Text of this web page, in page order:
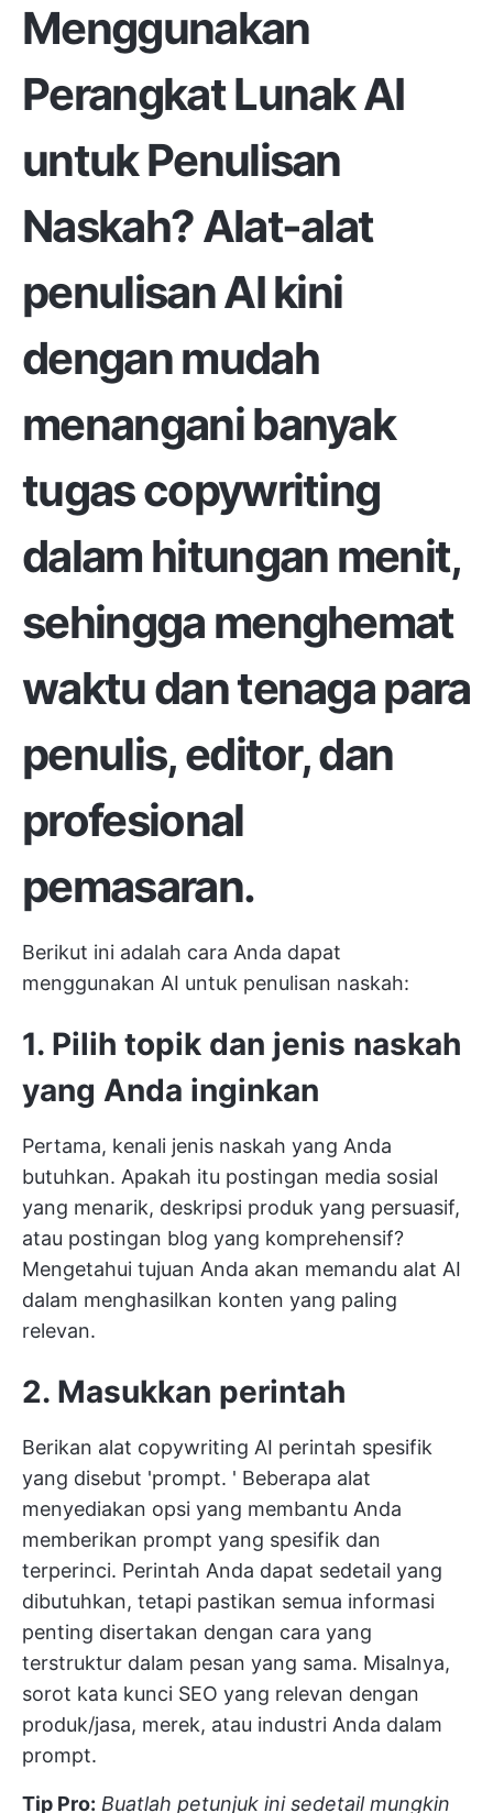
Menggunakan
Perangkat Lunak AI
untuk Penulisan
Naskah?Alat-alat
penulisan AIkini
dengan mudah
menangani banyak
tugas copywriting
dalam hitungan menit,
sehingga menghemat
waktu dan tenaga para
penulis, editor, dan
profesional
pemasaran.
Berikut ini adalah cara Anda dapat
menggunakan AI untuk penulisan naskah:
1. Pilih topik dan jenis naskah
yang Anda inginkan
Pertama, kenali jenis naskah yang Anda
butuhkan. Apakah itu postingan media sosial
yang menarik, deskripsi produk yang persuasif,
atau postingan blog yang komprehensif?
Mengetahui tujuan Anda akan memandu alat AI
dalam menghasilkan konten yang paling
relevan.
2. Masukkan perintah
Berikan alat copywriting AI perintah spesifik
yang disebut 'prompt. ' Beberapa alat
menyediakan opsi yang membantu Anda
memberikan prompt yang spesifik dan
terperinci. Perintah Anda dapat sedetail yang
dibutuhkan, tetapi pastikan semua informasi
penting disertakan dengan cara yang
terstruktur dalam pesan yang sama. Misalnya,
sorot kata kunci SEO yang relevan dengan
produk/jasa, merek, atau industri Anda dalam
prompt.
Tip Pro: Buatlah petunjuk ini sedetail mungkin